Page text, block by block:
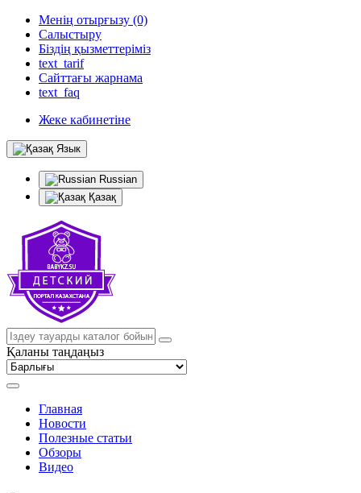
Менің отырғызу (0)
Салыстыру
Біздің қызметтеріміз
text_tarif
Сайттағы жарнама
text_faq
Жеке кабинетіне
Язык
Russian
Қазақ
Қаланы таңдаңыз
Главная
Новости
Полезные статьи
Обзоры
Видео